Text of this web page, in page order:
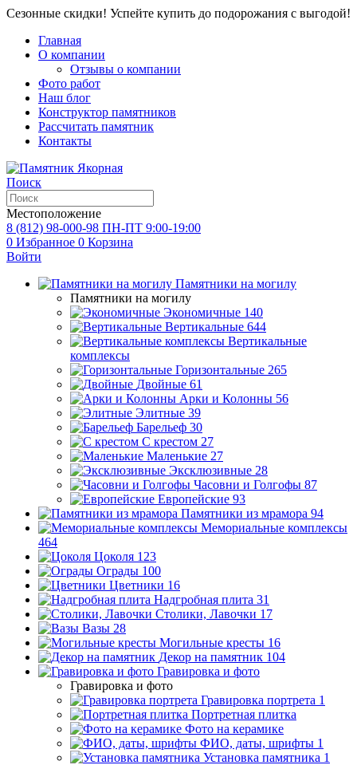
Сезонные скидки! Успейте купить до подорожания с выгодой!
Главная
О компании
Отзывы о компании
Фото работ
Наш блог
Конструктор памятников
Рассчитать памятник
Контакты
Поиск
Местоположение
8 (812) 98-000-98 ПН-ПТ 9:00-19:00
0 Избранное 0 Корзина
Войти
Памятники на могилу
Памятники на могилу
Экономичные 140
Вертикальные 644
Вертикальные
комплексы
Горизонтальные 265
Двойные 61
Арки и Колонны 56
Элитные 39
Барельеф 30
С крестом 27
Маленькие 27
Эксклюзивные 28
Часовни и Голгофы 87
Европейские 93
Памятники из мрамора 94
Мемориальные комплексы
464
Цоколя 123
Ограды 100
Цветники 16
Надгробная плита 31
Столики, Лавочки 17
Вазы 28
Могильные кресты 16
Декор на памятник 104
Гравировка и фото
Гравировка и фото
Гравировка портрета 1
Портретная плитка
Фото на керамике
ФИО, даты, шрифты 1
Установка памятника 1